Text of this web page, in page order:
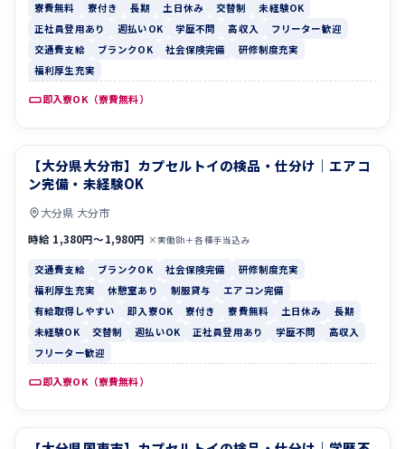
寮費無料
寮付き 長期 土日休み 交替制
未経験OK
正社員登用あり
週払いOK 学歴不問 高収入
フリーター歓迎
交通費支給
ブランクOK 社会保険完備
研修制度充実
福利厚生充実
即入寮OK（寮費無料）
交通費支給 ブランクOK
【大分県大分市】カプセルトイの検品・仕分け｜エアコ
ン完備・未経験OK
大分県 大分市
時給 1,380円〜1,980円 ×実働8h＋各種手当込み
交通費支給 ブランクOK 社会保険完備
研修制度充実
福利厚生充実
休憩室あり 制服貸与
エアコン完備
有給取得しやすい
即入寮OK 寮付き 寮費無料 土日休み
長期
未経験OK
交替制 週払いOK 正社員登用あり 学歴不問
高収入
フリーター歓迎
即入寮OK（寮費無料）
寮費無料 土日休み